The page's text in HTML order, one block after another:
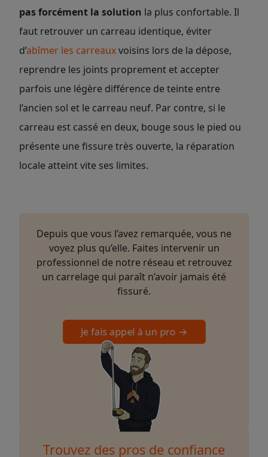
pas forcément la solution la plus confortable. Il
faut retrouver un carreau identique, éviter
d’abîmer les carreauxvoisins lors de la dépose,
reprendre les joints proprement et accepter
parfois une légère différence de teinte entre
l’ancien sol et le carreau neuf. Par contre, si le
carreau est cassé en deux, bouge sous le pied ou
présente une fissure très ouverte, la réparation
locale atteint vite ses limites.
Depuis que vous l’avez remarquée, vous ne
voyez plus qu’elle. Faites intervenir un
professionnel de notre réseau et retrouvez
un carrelage qui paraît n’avoir jamais été
fissuré.
Je fais appel à un pro →
Trouvez des pros de confiance